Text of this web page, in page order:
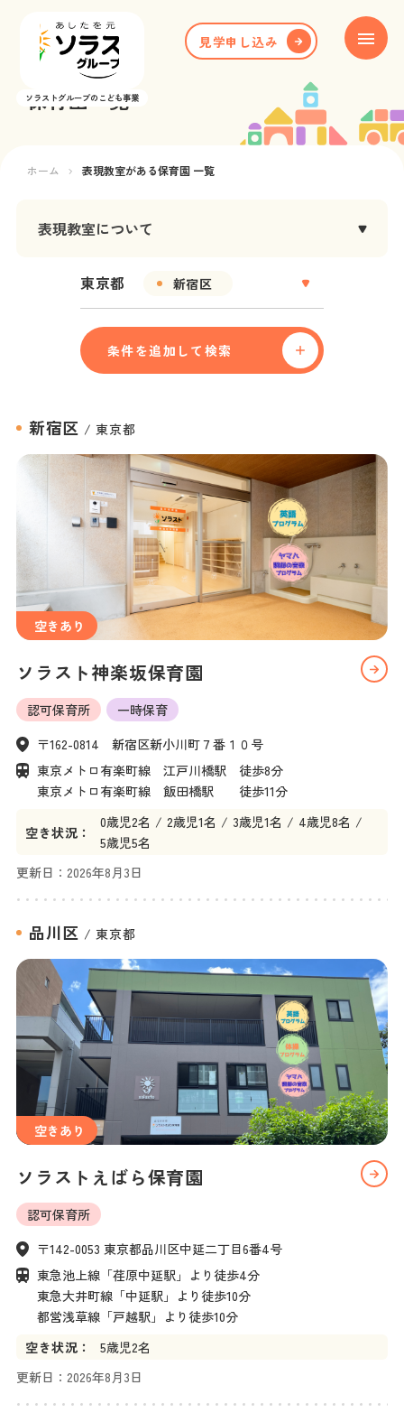
ソラストグループのこども事業
見学申し込み
ブランド紹介
お役立ち情報
新卒採用
保育園を探す
見学申し込み
保育園一覧
ホーム 表現教室がある保育園 一覧
表現教室について
を体験します。言語力、社会性を身に付けるのに最も有
効とされる母語と絵本を用いて、「聴く・模倣する・伝
える・思考する・表現する」体験を繰り返し、コミュニ
ケーションの源となる「こころ」を育みます。
東京都 新宿区
条件を追加して検索
新宿区 /東京都
空きあり
ソラスト神楽坂保育園
認可保育所
一時保育
〒162-0814　新宿区新小川町７番１０号
東京メトロ有楽町線　江戸川橋駅　徒歩8分
東京メトロ有楽町線　飯田橋駅　　徒歩11分
空き状況：
0歳児2名 2歳児1名 3歳児1名 4歳児8名
5歳児5名
更新日： 2026年8月3日
品川区 / 東京都
空きあり
ソラストえばら保育園
認可保育所
〒142-0053 東京都品川区中延二丁目6番4号
東急池上線「荏原中延駅」より徒歩4分
東急大井町線「中延駅」より徒歩10分
都営浅草線「戸越駅」より徒歩10分
空き状況：
5歳児2名
更新日： 2026年8月3日